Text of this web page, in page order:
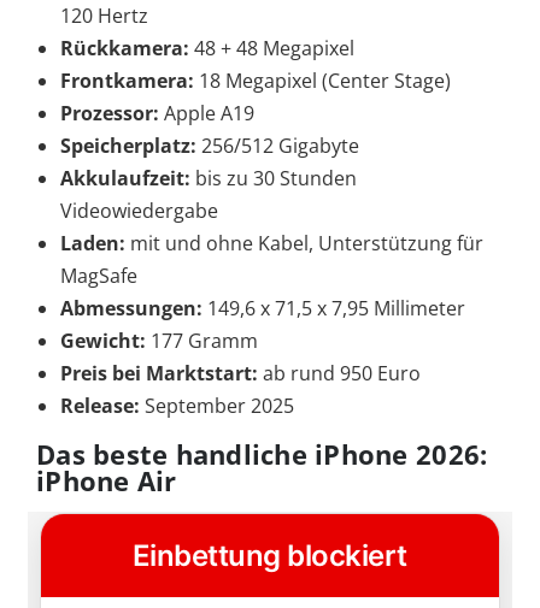
120 Hertz
Rückkamera: 48 + 48 Megapixel
Frontkamera: 18 Megapixel (Center Stage)
Prozessor: Apple A19
Speicherplatz: 256/512 Gigabyte
Akkulaufzeit: bis zu 30 Stunden
Videowiedergabe
Laden: mit und ohne Kabel, Unterstützung für
MagSafe
Abmessungen: 149,6 x 71,5 x 7,95 Millimeter
Gewicht: 177 Gramm
Preis bei Marktstart: ab rund 950 Euro
Release: September 2025
Das beste handliche iPhone 2026:
iPhone Air